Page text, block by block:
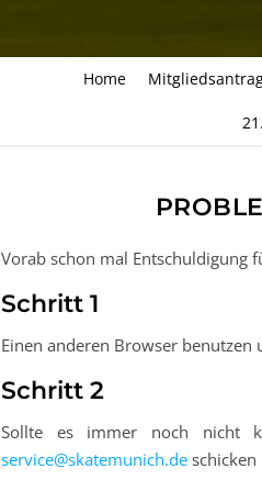
Home
Vorab schon mal Entschuldigung
Schritt 1
Einen anderen Browser benutzen
Schritt 2
Sollte es immer noch nicht
service@skatemunich.de